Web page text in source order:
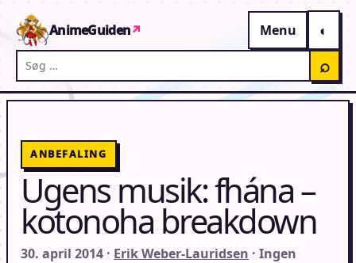
AnimeGuiden↗
Menu
Søg på AnimeGuiden
⌕
ANBEFALING
Ugens musik: fhána –
kotonoha breakdown
30. april 2014 · Erik Weber-Lauridsen · Ingen